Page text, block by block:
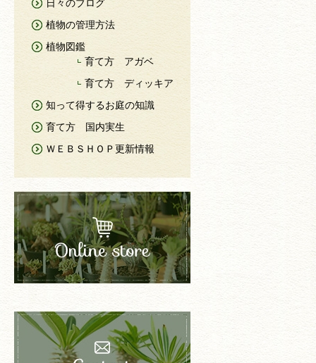
日々のブログ
植物の管理方法
植物図鑑
育て方 アガベ
育て方 ディッキア
知って得するお庭の知識
育て方 国内実生
ＷＥＢＳＨＯＰ更新情報